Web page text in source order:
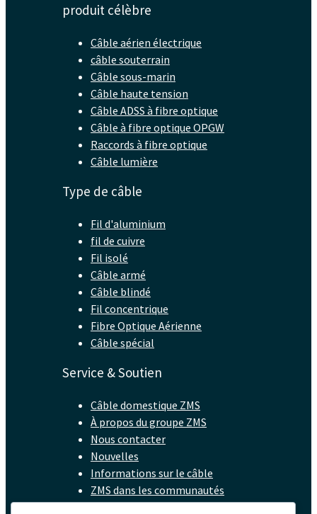
produit célèbre
Câble aérien électrique
câble souterrain
Câble sous-marin
Câble haute tension
Câble ADSS à fibre optique
Câble à fibre optique OPGW
Raccords à fibre optique
Câble lumière
Type de câble
Fil d'aluminium
fil de cuivre
Fil isolé
Câble armé
Câble blindé
Fil concentrique
Fibre Optique Aérienne
Câble spécial
Service & Soutien
Câble domestique ZMS
À propos du groupe ZMS
Nous contacter
Nouvelles
Informations sur le câble
ZMS dans les communautés
FAQ